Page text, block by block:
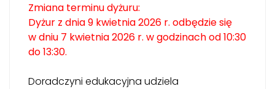
Zmiana terminu dyżuru:
Dyżur z dnia 9 kwietnia 2026 r. odbędzie się
w dniu 7 kwietnia 2026 r. w godzinach od 10:30
do 13:30.
Doradczyni edukacyjna udziela